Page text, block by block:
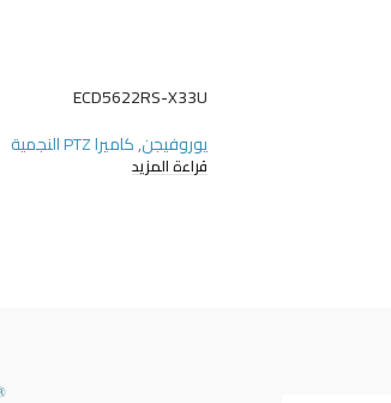
ECD5622RS-X33U
يوروفيجن,كاميرا PTZ النجمية
قراءة المزيد